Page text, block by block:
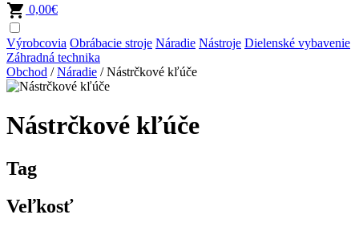
0,00€
Výrobcovia Obrábacie stroje Náradie Nástroje Dielenské vybavenie
Záhradná technika
Obchod /Náradie / Nástrčkové kľúče
Nástrčkové kľúče
Tag
Veľkosť